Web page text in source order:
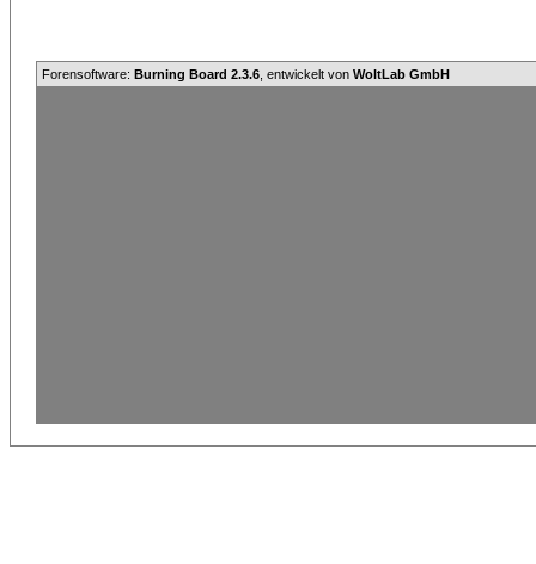
Forensoftware: Burning Board 2.3.6 , entwickelt von WoltLab GmbH